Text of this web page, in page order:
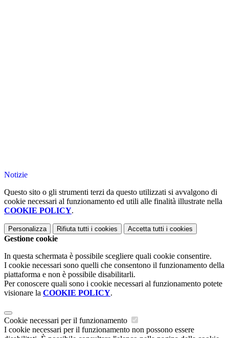
Notizie
Questo sito o gli strumenti terzi da questo utilizzati si avvalgono di
cookie necessari al funzionamento ed utili alle finalità illustrate nella
COOKIE POLICY.
Personalizza Rifiuta tutti i cookies Accetta tutti i cookies
Gestione cookie
In questa schermata è possibile scegliere quali cookie consentire.
I cookie necessari sono quelli che consentono il funzionamento della
piattaforma e non è possibile disabilitarli.
Per conoscere quali sono i cookie necessari al funzionamento potete
visionare la COOKIE POLICY.
Cookie necessari per il funzionamento
I cookie necessari per il funzionamento non possono essere